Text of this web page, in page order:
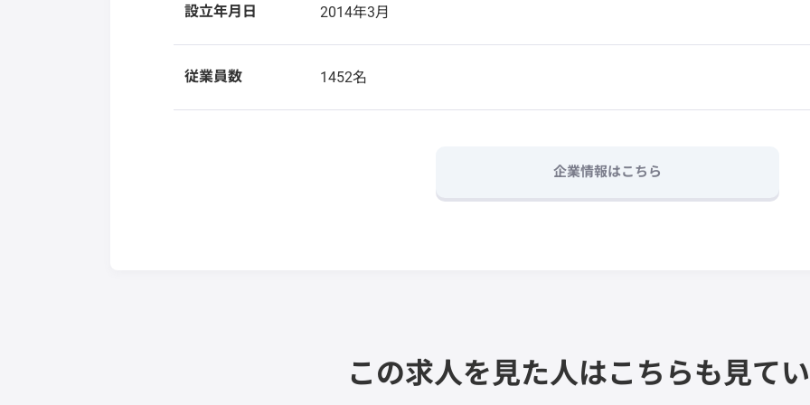
設立年月日 2014年3月
従業員数 1452名
企業情報はこちら
この求人を見た人はこちらも見て